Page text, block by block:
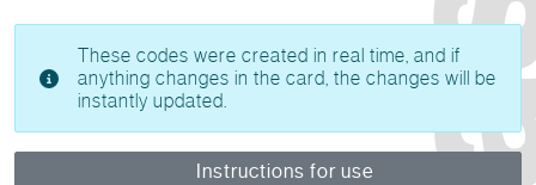
These codes were created in real time, and if
anything changes in the card, the changes will be
instantly updated.
Instructions for use